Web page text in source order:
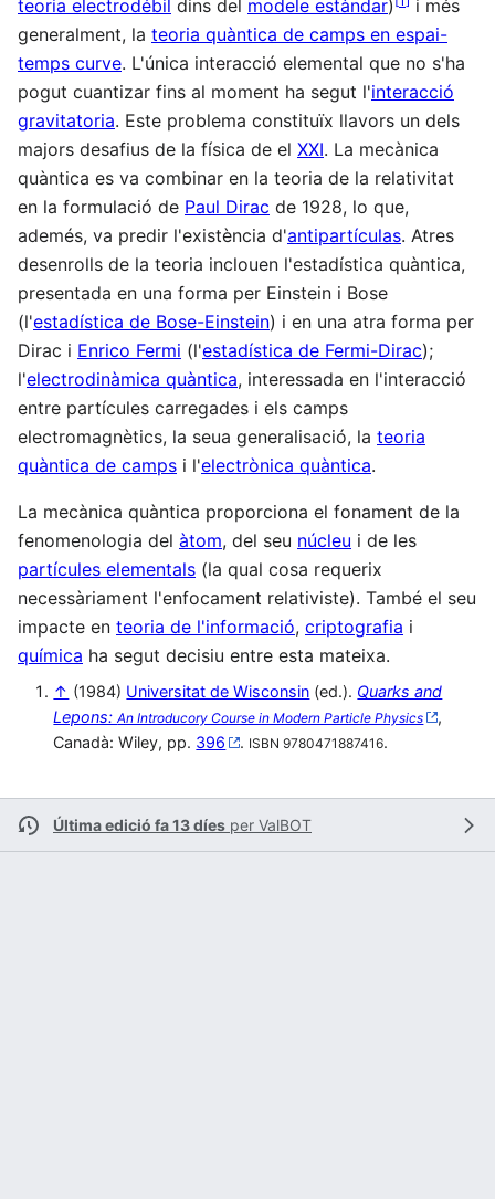
teoria electrodébil dins del modele estàndar)
i més
generalment, la teoria quàntica de camps en espai-
temps curve. L'única interacció elemental que no s'ha
pogut cuantizar fins al moment ha segut l'interacció
gravitatoria. Este problema constituïx llavors un dels
majors desafius de la física de el XXI. La mecànica
quàntica es va combinar en la teoria de la relativitat
en la formulació de Paul Dirac de 1928, lo que,
ademés, va predir l'existència d'antipartículas. Atres
desenrolls de la teoria inclouen l'estadística quàntica,
presentada en una forma per Einstein i Bose
(l'estadística de Bose-Einstein) i en una atra forma per
Dirac i Enrico Fermi (l'estadística de Fermi-Dirac);
l'electrodinàmica quàntica, interessada en l'interacció
entre partícules carregades i els camps
electromagnètics, la seua generalisació, la teoria
quàntica de camps i l'electrònica quàntica.
La mecànica quàntica proporciona el fonament de la
fenomenologia del àtom, del seu núcleu i de les
partícules elementals (la qual cosa requerix
necessàriament l'enfocament relativiste). També el seu
impacte en teoria de l'informació, criptografia i
química ha segut decisiu entre esta mateixa.
↑ (1984) Universitat de Wisconsin (ed.). Quarks and
Lepons:An Introducory Course in Modern Particle Physics
,
Canadà: Wiley, pp. 396 . ISBN 9780471887416.
Última edició fa 13 díes per ValBOT